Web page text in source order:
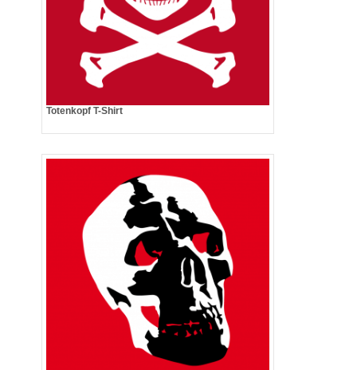
Totenkopf T-Shirt